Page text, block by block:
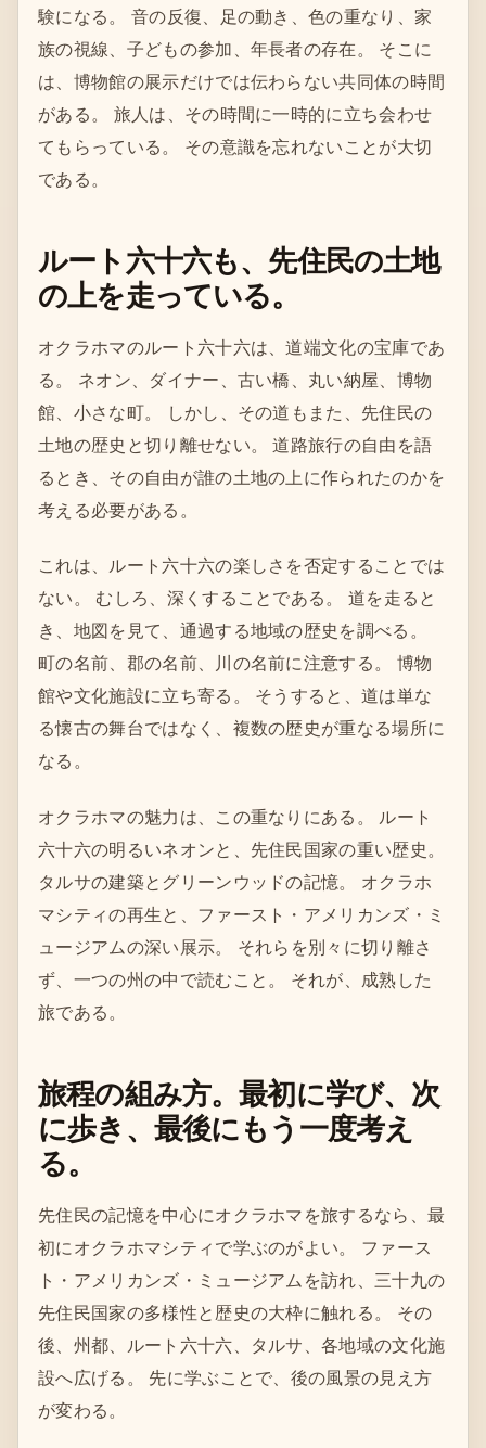
験になる。 音の反復、足の動き、色の重なり、家
族の視線、子どもの参加、年長者の存在。 そこに
は、博物館の展示だけでは伝わらない共同体の時間
がある。 旅人は、その時間に一時的に立ち会わせ
てもらっている。 その意識を忘れないことが大切
である。
ルート六十六も、先住民の土地
の上を走っている。
オクラホマのルート六十六は、道端文化の宝庫であ
る。 ネオン、ダイナー、古い橋、丸い納屋、博物
館、小さな町。 しかし、その道もまた、先住民の
土地の歴史と切り離せない。 道路旅行の自由を語
るとき、その自由が誰の土地の上に作られたのかを
考える必要がある。
これは、ルート六十六の楽しさを否定することでは
ない。 むしろ、深くすることである。 道を走ると
き、地図を見て、通過する地域の歴史を調べる。
町の名前、郡の名前、川の名前に注意する。 博物
館や文化施設に立ち寄る。 そうすると、道は単な
る懐古の舞台ではなく、複数の歴史が重なる場所に
なる。
オクラホマの魅力は、この重なりにある。 ルート
六十六の明るいネオンと、先住民国家の重い歴史。
タルサの建築とグリーンウッドの記憶。 オクラホ
マシティの再生と、ファースト・アメリカンズ・ミ
ュージアムの深い展示。 それらを別々に切り離さ
ず、一つの州の中で読むこと。 それが、成熟した
旅である。
旅程の組み方。最初に学び、次
に歩き、最後にもう一度考え
る。
先住民の記憶を中心にオクラホマを旅するなら、最
初にオクラホマシティで学ぶのがよい。 ファース
ト・アメリカンズ・ミュージアムを訪れ、三十九の
先住民国家の多様性と歴史の大枠に触れる。 その
後、州都、ルート六十六、タルサ、各地域の文化施
設へ広げる。 先に学ぶことで、後の風景の見え方
が変わる。